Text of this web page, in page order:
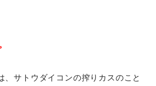
、サトウダイコンの搾りカスのこと